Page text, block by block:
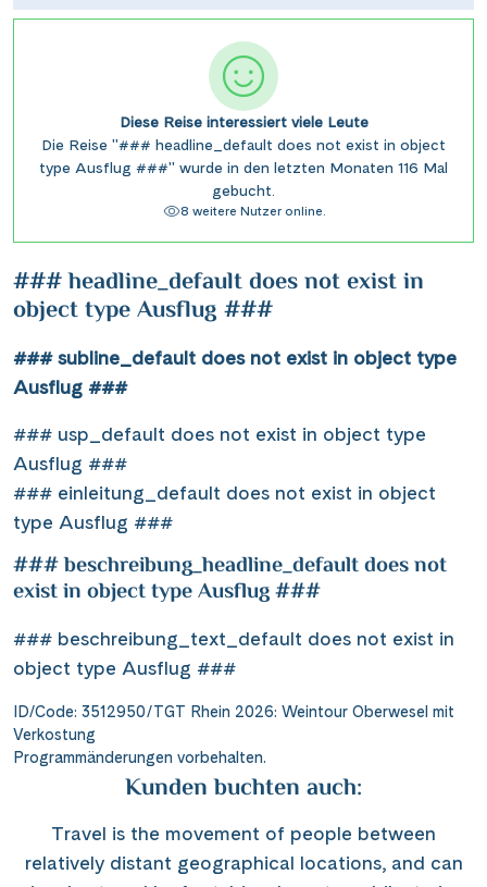
### headline_default does not exist in
object type Ausflug ###
### subline_default does not exist in object type
Ausflug ###
### usp_default does not exist in object type
Ausflug ###
### einleitung_default does not exist in object
type Ausflug ###
### beschreibung_headline_default does not
exist in object type Ausflug ###
### beschreibung_text_default does not exist in
object type Ausflug ###
ID/Code: 3512950/TGT Rhein 2026: Weintour Oberwesel mit
Verkostung
Programmänderungen vorbehalten.
Diese Reise interessiert viele Leute
Die Reise "### headline_default does not exist in object
type Ausflug ###" wurde in den letzten Monaten 116 Mal
gebucht.
8 weitere Nutzer online.
Kunden buchten auch:
Travel is the movement of people between
relatively distant geographical locations, and can